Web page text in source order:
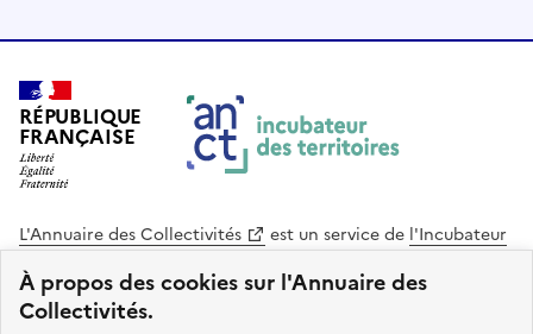
À propos des cookies sur l'Annuaire des
Collectivités.
e
m
1
o
f
3
RÉPUBLIQUE
FRANÇAISE
L'Annuaire des Collectivités est un service de l'Incubateur
des Territoires
Cohésion des Territoires
. Le code source de ce site web
est disponible en licence libre. Le design de ce site est conçu